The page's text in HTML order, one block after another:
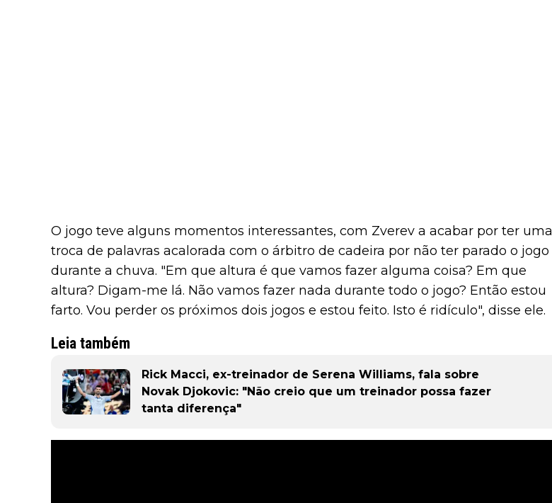
O jogo teve alguns momentos interessantes, com Zverev a acabar por ter uma
troca de palavras acalorada com o árbitro de cadeira por não ter parado o jogo
durante a chuva. "Em que altura é que vamos fazer alguma coisa? Em que
altura? Digam-me lá. Não vamos fazer nada durante todo o jogo? Então estou
farto. Vou perder os próximos dois jogos e estou feito. Isto é ridículo", disse ele.
Leia também
Rick Macci, ex-treinador de Serena Williams, fala sobre
Novak Djokovic: "Não creio que um treinador possa fazer
tanta diferença"